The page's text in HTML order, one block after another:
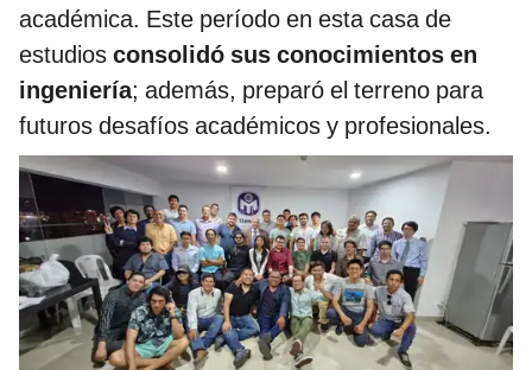
académica. Este período en esta casa de
estudios consolidó sus conocimientos en
ingeniería; además, preparó el terreno para
futuros desafíos académicos y profesionales.